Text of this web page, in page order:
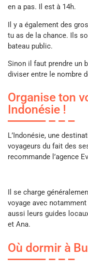
en a pas. Il est à 14h.
Il y a également des
tu as de la chance. Ils
bateau public.
Sinon il faut prendre un
diviser entre le nombre
Organise ton
Indonésie !
L’Indonésie, une
voyageurs du fait des
recommande l’agence
Il se charge
voyage avec
aussi leurs guides
et Ana.
Où dormir à